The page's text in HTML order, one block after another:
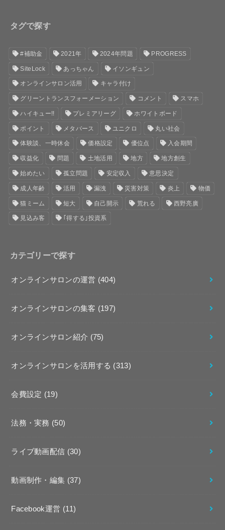
タグで探す
#補助金 2021年 2024年問題 PROGRESS
SiteLock あっちゃん イソンギュン
オンラインサロン活用 キャラ付け
グリーントランスフォーメーション コメント スマホ
ハイキュー!! プレミアリーグ ホワイトボード
ポイント メタバース ユニクロ 丸い社会
体験談、一時休会 価格設定 優位点 入会期間
収益化 問題 土地活用 地方 地方創生
始めたい 孤立問題 安定収入 意思決定
成人年齢 活用 漏洩 災害対策 炎上 物価
猫ミーム 短大 自己開示 荒れる 西野亮廣
見込み客 ｢得する｣投資系
カテゴリーで探す
オンラインサロンの運営 (404)
オンラインサロンの集客 (197)
オンラインサロン紹介 (75)
オンラインサロンを活用する (313)
会費設定 (19)
法務・実務 (50)
ライブ動画配信 (30)
動画制作・編集 (37)
Facebook運営 (11)